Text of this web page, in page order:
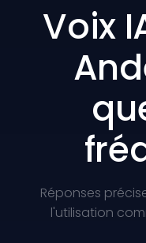
Voix
Réponses
l'utilisation